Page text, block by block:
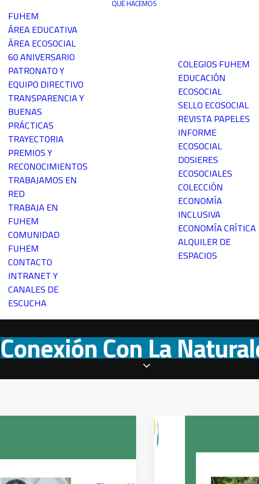
FUHEM
ÁREA EDUCATIVA
ÁREA ECOSOCIAL
60 ANIVERSARIO
PATRONATO Y
EQUIPO DIRECTIVO
TRANSPARENCIA Y
BUENAS
PRÁCTICAS
TRAYECTORIA
PREMIOS Y
RECONOCIMIENTOS
TRABAJAMOS EN
RED
TRABAJA EN
FUHEM
COMUNIDAD
FUHEM
CONTACTO
INTRANET Y
CANALES DE
ESCUCHA
QUÉ HACEMOS
COLEGIOS FUHEM
EDUCACIÓN
ECOSOCIAL
SELLO ECOSOCIAL
REVISTA PAPELES
INFORME
ECOSOCIAL
DOSIERES
ECOSOCIALES
COLECCIÓN
ECONOMÍA
INCLUSIVA
ECONOMÍA CRÍTICA
ALQUILER DE
ESPACIOS
Conexión Con La